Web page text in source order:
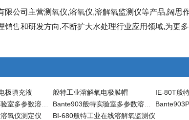
限公司主营测氧仪,溶氧仪,溶解氧监测仪等产品,阔
销售和研发方向,不断扩大水处理行业应用领域,为更
极填充液 般特工业溶解氧电极膜帽
氧仪测定仪
BI-680般特工业在线溶解氧监测仪